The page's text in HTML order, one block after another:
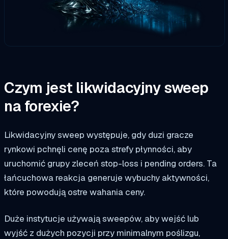
Czym jest likwidacyjny sweep
na forexie?
Likwidacyjny sweep występuje, gdy duzi gracze
rynkowi pchnęli cenę poza strefy płynności, aby
uruchomić grupy zleceń stop-loss i pending orders. Ta
łańcuchowa reakcja generuje wybuchy aktywności,
które powodują ostre wahania ceny.
Duże instytucje używają sweepów, aby wejść lub
wyjść z dużych pozycji przy minimalnym poślizgu,